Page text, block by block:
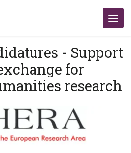
- Support
for
research